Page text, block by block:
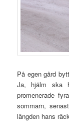
På egen gård
Ja, hjälm ska
promenerade
sommarn,
längden hans